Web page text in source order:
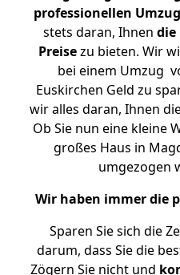
professionellen
stets daran, Ihnen die
Preisezu bieten. Wir
bei einem Umzug
Euskirchen Geld zu
wir alles daran, Ihnen
Ob Sie nun eine kleine
großes Haus in
umgezogen
Wir haben immer die
Sparen Sie sich die
darum, dass Sie die
Zögern Sie nicht und